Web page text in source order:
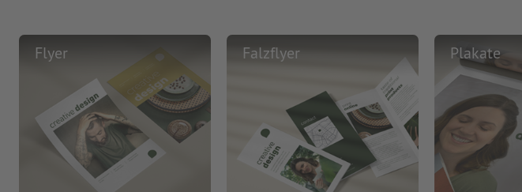
Flyer Falzflyer Plakate